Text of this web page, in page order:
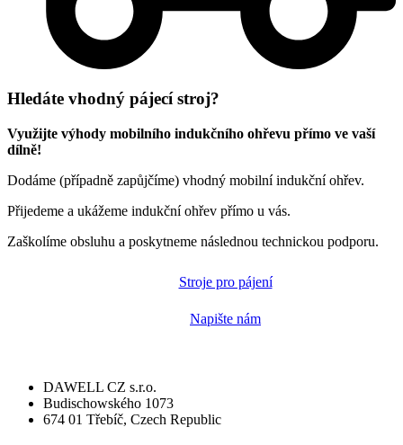
Hledáte vhodný pájecí stroj?
Využijte výhody mobilního indukčního ohřevu přímo ve vaší
dílně!
Dodáme (případně zapůjčíme) vhodný mobilní indukční ohřev.
Přijedeme a ukážeme indukční ohřev přímo u vás.
Zaškolíme obsluhu a poskytneme následnou technickou podporu.
Stroje pro pájení
Napište nám
DAWELL CZ s.r.o.
Budischowského 1073
674 01 Třebíč, Czech Republic